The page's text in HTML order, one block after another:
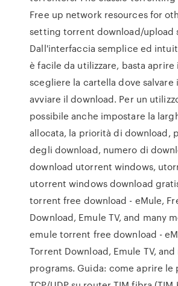
Free up network resources for
setting torrent download/upload
Dall'interfaccia semplice ed
è facile da utilizzare, basta
scegliere la cartella dove salvare
avviare il download. Per un
possibile anche impostare la
allocata, la priorità di download,
degli download, numero di
download utorrent windows,
utorrent windows download
torrent free download - eMule,
Download, Emule TV, and many
emule torrent free download -
Torrent Download, Emule TV,
programs. Guida: come aprire le